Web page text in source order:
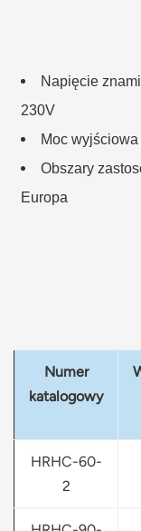
Napięcie
230V
Moc
Obszary
Europa
Numer
katalogowy
HRHC-60-
2